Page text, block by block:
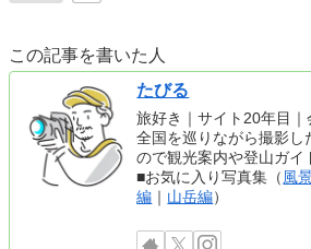
この記事を書いた人
たびる
旅好き｜サイト20年目
全国を巡りながら撮影し
ので観光案内や登山ガイ
■お気に入り写真集（ 風
編 ｜ 山岳編）